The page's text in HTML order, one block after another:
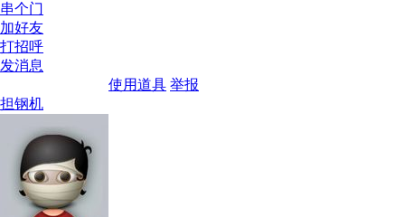
串个门
加好友
打招呼
发消息
使用道具 举报
担钢机